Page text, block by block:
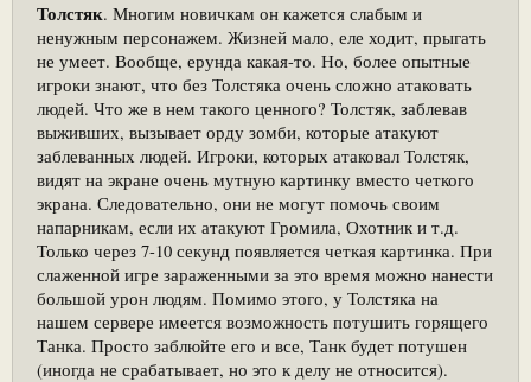
Толстяк. Многим новичкам он кажется слабым и
ненужным персонажем. Жизней мало, еле ходит, прыгать
не умеет. Вообще, ерунда какая-то. Но, более опытные
игроки знают, что без Толстяка очень сложно атаковать
людей. Что же в нем такого ценного? Толстяк, заблевав
выживших, вызывает орду зомби, которые атакуют
заблеванных людей. Игроки, которых атаковал Толстяк,
видят на экране очень мутную картинку вместо четкого
экрана. Следовательно, они не могут помочь своим
напарникам, если их атакуют Громила, Охотник и т.д.
Только через 7-10 секунд появляется четкая картинка. При
слаженной игре зараженными за это время можно нанести
большой урон людям. Помимо этого, у Толстяка на
нашем сервере имеется возможность потушить горящего
Танка. Просто заблюйте его и все, Танк будет потушен
(иногда не срабатывает, но это к делу не относится).